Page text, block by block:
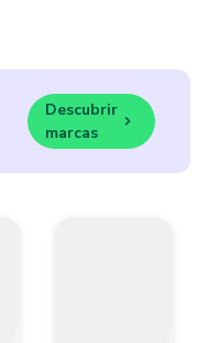
Descubrir
marcas